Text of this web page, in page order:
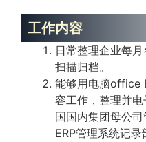
工作内容
日常整理企业每
扫描归档。
能够用电脑office
容工作，整理并
国国内集团母公
ERP管理系统记录